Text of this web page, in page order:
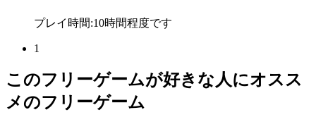
プレイ時間:10時間程度です
1
このフリーゲームが好きな人にオスス
メのフリーゲーム